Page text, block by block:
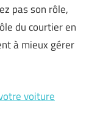
pas son rôle,
du courtier en
à mieux gérer
voiture